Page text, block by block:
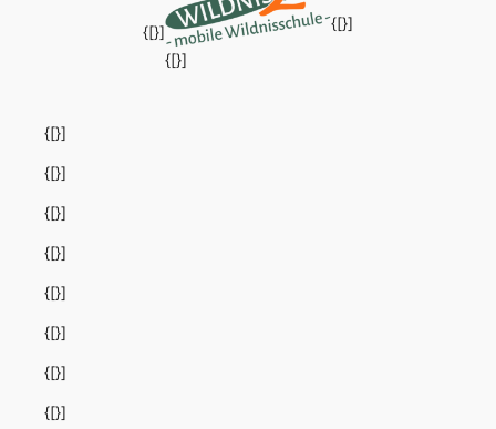
{[}]
{[}]
{[}]
{[}]
{[}]
{[}]
{[}]
{[}]
{[}]
{[}]
{[}]